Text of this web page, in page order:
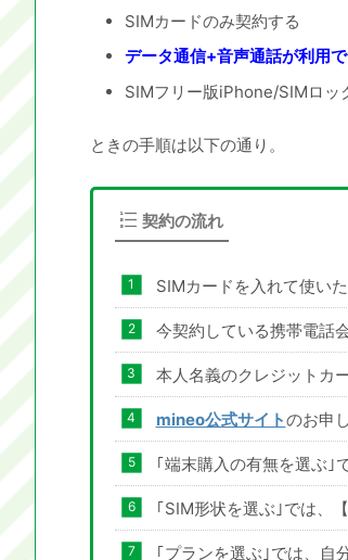
SIMカードのみ契約する
データ通信+音声通話が利用
SIMフリー版iPhone/SIMロッ
ときの手順は以下の通り。
契約の流れ
SIMカードを入れて使い
今契約している携帯電話
本人名義のクレジットカ
mineo公式サイトのお申
｢端末購入の有無を選ぶ｣
｢SIM形状を選ぶ｣では、
｢プランを選ぶ｣では、自